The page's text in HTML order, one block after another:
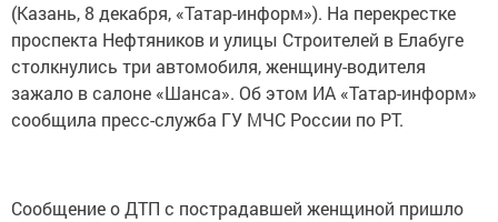
(Казань, 8 декабря, «Татар-информ»). На перекрестке
проспекта Нефтяников и улицы Строителей в Елабуге
столкнулись три автомобиля, женщину-водителя
зажало в салоне «Шанса». Об этом ИА «Татар-информ»
сообщила пресс-служба ГУ МЧС России по РТ.
Сообщение о ДТП с пострадавшей женщиной пришло